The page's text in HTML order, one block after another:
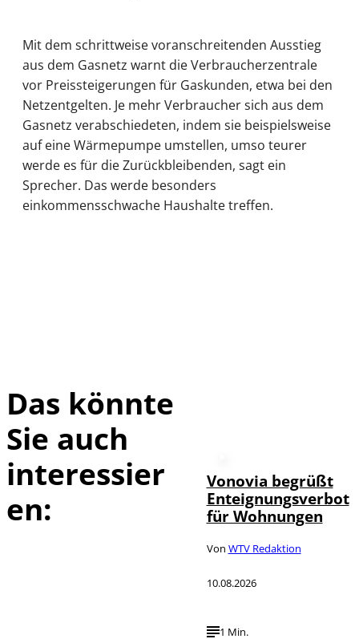
Mit dem schrittweise voranschreitenden Ausstieg
aus dem Gasnetz warnt die Verbraucherzentrale
vor Preissteigerungen für Gaskunden, etwa bei den
Netzentgelten. Je mehr Verbraucher sich aus dem
Gasnetz verabschiedeten, indem sie beispielsweise
auf eine Wärmepumpe umstellen, umso teurer
werde es für die Zurückbleibenden, sagt ein
Sprecher. Das werde besonders
einkommensschwache Haushalte treffen.
Das könnte
Sie auch
interessier
en:
Vonovia begrüßt
Enteignungsverbot
für Wohnungen
Von WTV Redaktion
10.08.2026
1 Min.